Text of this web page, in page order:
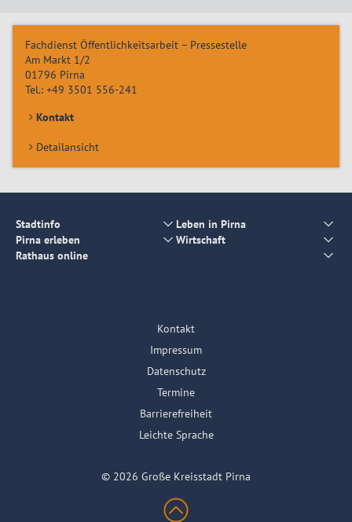
Fachdienst Öffentlichkeitsarbeit – Pressestelle
Am Markt 1/2
01796 Pirna
Tel.: +49 3501 556-241
Kontakt
Detailansicht
Stadtinfo
Leben in Pirna
Pirna erleben
Wirtschaft
Rathaus online
Kontakt
Impressum
Datenschutz
Termine
Barrierefreiheit
Leichte Sprache
© 2026 Große Kreisstadt Pirna